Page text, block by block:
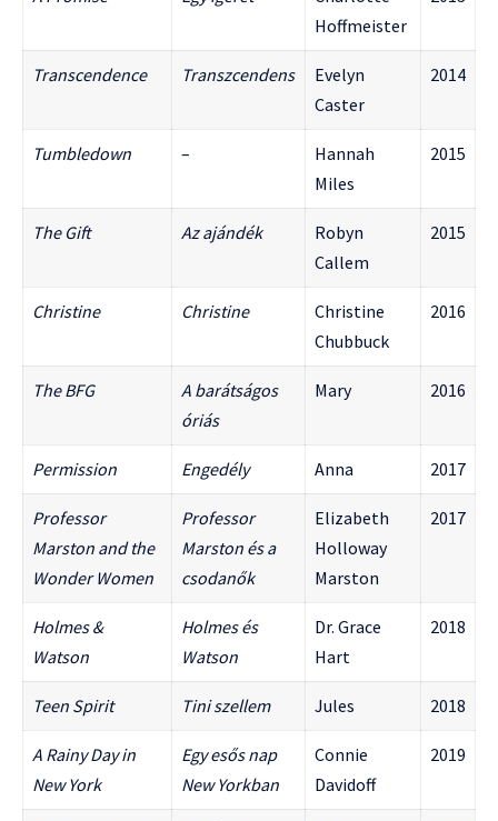
Hoffmeister
Transcendence Transzcendens
Evelyn
Caster
2014
Tumbledown –
Hannah
Miles
2015
The Gift Az ajándék
Robyn
Callem
2015
Christine Christine
Christine
Chubbuck
2016
The BFG
A barátságos
óriás
Mary 2016
Permission Engedély Anna 2017
Professor
Marston and the
Wonder Women
Professor
Marston és a
csodanők
Elizabeth
Holloway
Marston
2017
Holmes &
Watson
Holmes és
Watson
Dr. Grace
Hart
2018
Teen Spirit Tini szellem Jules 2018
A Rainy Day in
New York
Egy esős nap
New Yorkban
Connie
Davidoff
2019